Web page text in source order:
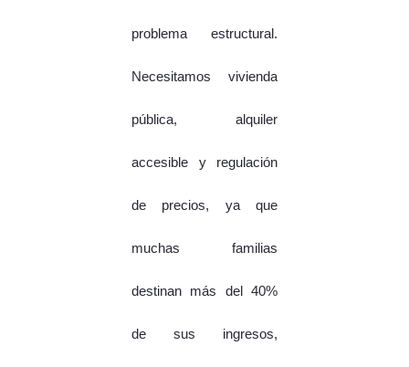
problema estructural.
Necesitamos vivienda
pública, alquiler
accesible y regulación
de precios, ya que
muchas familias
destinan más del 40%
de sus ingresos,